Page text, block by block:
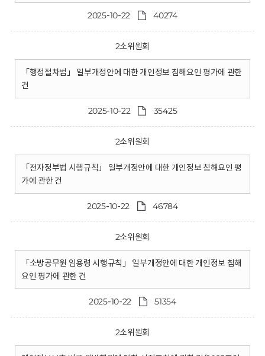
2025-10-22 40274
2소위원회
「행정절차법」 일부개정안에 대한 개인정보 침해요인 평가에 관한
건
2025-10-22 35425
2소위원회
「전자정부법 시행규칙」 일부개정안에 대한 개인정보 침해요인 평
가에 관한 건
2025-10-22 46784
2소위원회
「소방공무원 임용령 시행규칙」 일부개정안에 대한 개인정보 침해
요인 평가에 관한 건
2025-10-22 51354
2소위원회